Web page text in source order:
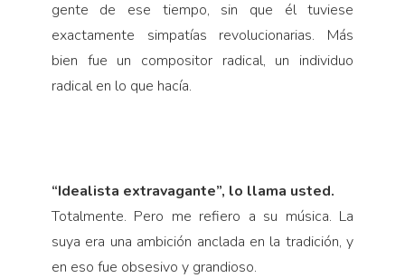
gente de ese tiempo, sin que él tuviese
exactamente simpatías revolucionarias. Más
bien fue un compositor radical, un individuo
radical en lo que hacía.
“Idealista extravagante”, lo llama usted.
Totalmente. Pero me refiero a su música. La
suya era una ambición anclada en la tradición, y
en eso fue obsesivo y grandioso.